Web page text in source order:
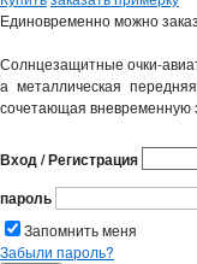
Единовременно можно
Солнцезащитные очки-
а металлическая
сочетающая вневременную
Вход / Регистрация
пароль
Запомнить меня
Забыли пароль?